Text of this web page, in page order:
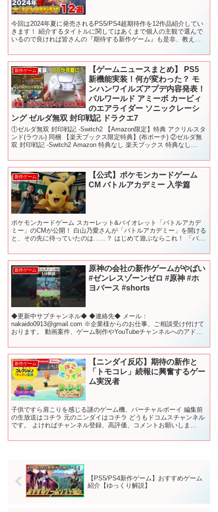
今回は2024年夏に発売されるPS5/PS4超期待作を12作品紹介してい
きます！ 紹介するタイトルに関してはあくまで個人の主観で選んで
いるので良ければ皆さんの『期待する新作ゲーム』も是非、教えて
新作ゲーム
【ゲームニュースまとめ】 PS5
新機能実装！何が変わった？ モ
ンハンワイルズアプデ内容発表！
パルワールド アミーボ カービィ
のエアライダー ソニックレーシ
ング ゼルダ無双 封印戦記 ドラクエ7
①ゼルダ無双 封印戦記 -Switch2 【Amazon限定】特典 アクリルスタ
ンド(ラウル) 同梱 【楽天ブックス限定特典】(布ポーチ) ②ゼルダ無
双 封印戦記 -Switch2 Amazon 特典なし 楽天ブックス 特典なし
新作ゲーム
【公式】ポケモンカードゲーム
CM バトルアカデミー 入学篇
ポケモンカードゲーム スカーレット&バイオレット「バトルアカデ
ミー」のCMが公開！ 白山乃愛さんが「バトルアカデミー」を開ける
と、その先に待っていたのは……？ はじめて遊ぶならこれ！ 「バト
新作ゲーム
原神の会社の新作ゲームがやばい
#ゼンレスゾーンゼロ #原神 #ホ
ヨバース #shorts
◆更新中サブチャンネル◆ ◆連絡先◆ メール：
nakaido0913@gmail.com ※企業様からのお仕事、ご相談受け付けて
おります。 動画案件、ゲーム制作やYouTubeチャンネルへのアドバ
新作ゲーム
【ニンダイ反応】期待の新作と
「トモコレ」続報に興奮するゲー
ム実況者
子供ですら肩こりを感じる謎のゲーム機、バーチャルボーイ 編集前
の生放送はコチラ 元のニンダイはコチラ どうもドコムスチャンネル
です。 よければチャンネル登録、高評価、コメントお願いしま
【PS5/PS4新作ゲーム】おすすめゲーム
紹介【ゆっくり解説】